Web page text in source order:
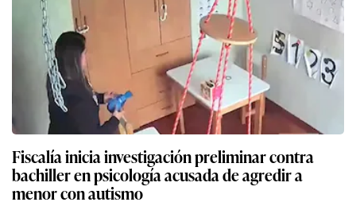
Fiscalía inicia investigación preliminar contra
bachiller en psicología acusada de agredir a
menor con autismo